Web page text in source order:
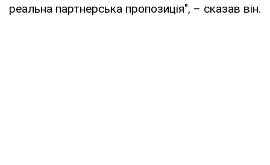
реальна партнерська пропозиція", – сказав він.